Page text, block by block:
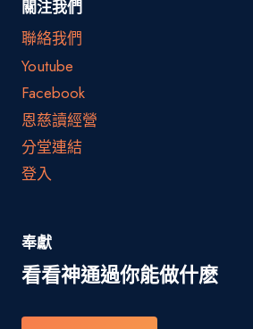
關注我們
聯絡我們
Youtube
Facebook
恩慈讀經營
分堂連結
登入
奉獻
看看神通過你能做什麽